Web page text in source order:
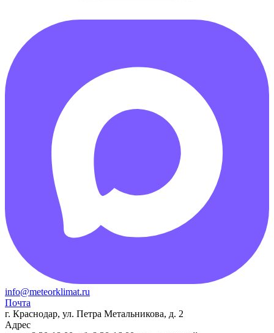
info@meteorklimat.ru
Почта
г. Краснодар, ул. Петра Метальникова, д. 2
Адрес